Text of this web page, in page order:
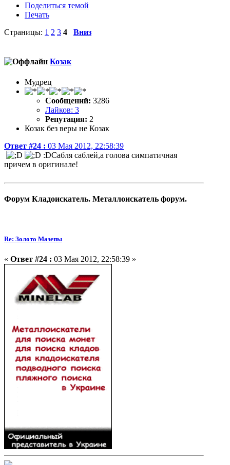
Поделиться темой
Печать
Страницы: 1 2 3 4 Вниз
Козак
Мудрец
Сообщений: 3286
Лайков: 3
Репутация: 2
Козак без веры не Козак
Ответ #24 : 03 Мая 2012, 22:58:39
:DСабля саблей,а голова симпатичная
причем в оригинале!
Форум Кладоискатель. Металлоискатель форум.
Re: Золото Мазепы
« Ответ #24 : 03 Мая 2012, 22:58:39 »